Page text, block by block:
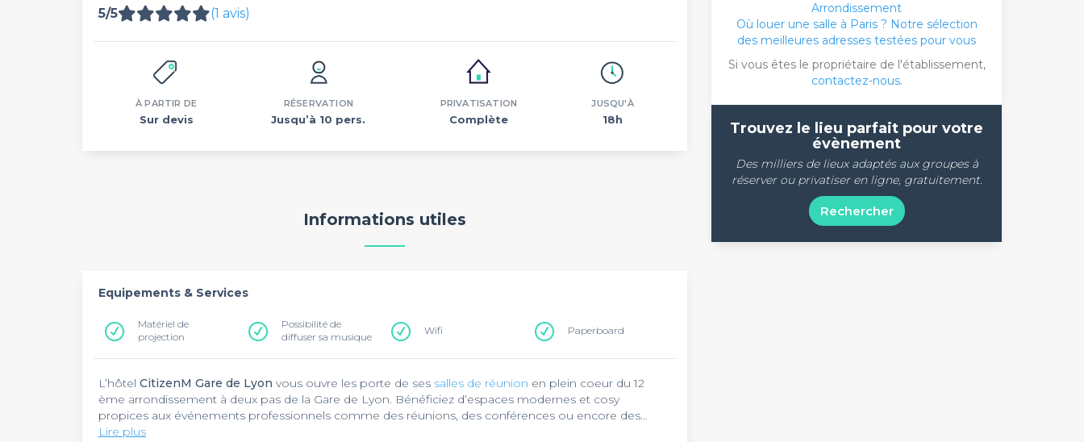
5/5 (1 avis)
À PARTIR DE
Sur devis
RÉSERVATION
Jusqu’à 10 pers.
PRIVATISATION
Complète
JUSQU'À
18h
Informations utiles
Equipements & Services
Matériel de
projection
Possibilité de
diffuser sa musique
Wifi Paperboard
L’hôtel CitizenM Gare de Lyon vous ouvre les porte de ses salles de réunion en plein coeur du 12
ème arrondissement à deux pas de la Gare de Lyon. Bénéficiez d’espaces modernes et cosy
propices aux événements professionnels comme des réunions, des conférences ou encore des
séminaires. Pour y accéder, vous pouvez sortir à la station Gare d’Austerlitz desservie par la ligne 5 du
Lire plus
Arrondissement
Où louer une salle à Paris ? Notre sélection
des meilleures adresses testées pour vous
Si vous êtes le propriétaire de l'établissement,
contactez-nous.
Trouvez le lieu parfait pour votre
évènement
Des milliers de lieux adaptés aux groupes à
réserver ou privatiser en ligne, gratuitement.
Rechercher